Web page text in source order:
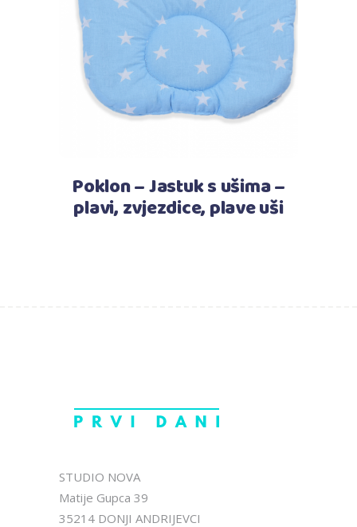
Pročitaj više
Poklon – Jastuk s ušima –
plavi, zvjezdice, plave uši
STUDIO NOVA
Matije Gupca 39
35214 DONJI ANDRIJEVCI